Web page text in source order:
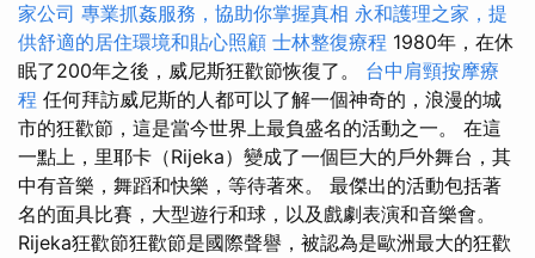
家公司 專業抓姦服務，協助你掌握真相 永和護理之家，提
供舒適的居住環境和貼心照顧 士林整復療程 1980年，在休
眠了200年之後，威尼斯狂歡節恢復了。 台中肩頸按摩療
程 任何拜訪威尼斯的人都可以了解一個神奇的，浪漫的城
市的狂歡節，這是當今世界上最負盛名的活動之一。 在這
一點上，里耶卡（Rijeka）變成了一個巨大的戶外舞台，其
中有音樂，舞蹈和快樂，等待著來。 最傑出的活動包括著
名的面具比賽，大型遊行和球，以及戲劇表演和音樂會。
Rijeka狂歡節狂歡節是國際聲譽，被認為是歐洲最大的狂歡